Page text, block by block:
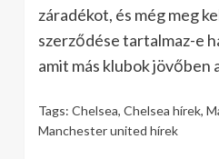
záradékot, és még meg
szerződése tartalmaz-e
amit más klubok jövőben
Tags: Chelsea, Chelsea hírek,
Manchester united hírek